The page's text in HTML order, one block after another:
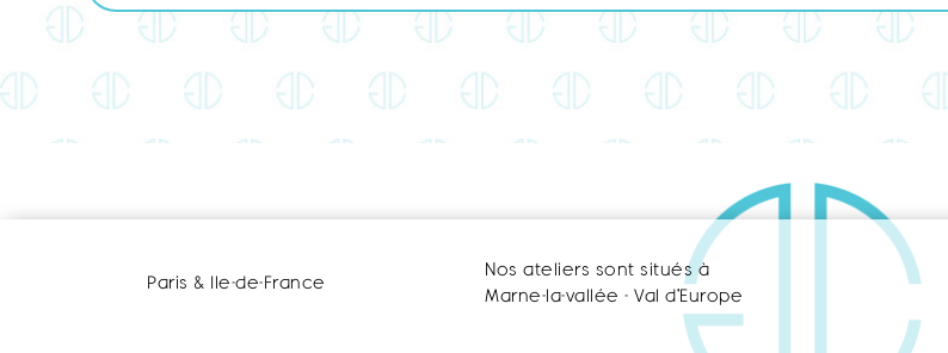
Paris & Ile-de-France
Nos ateliers sont situés à
Marne-la-vallée - Val d’Europe